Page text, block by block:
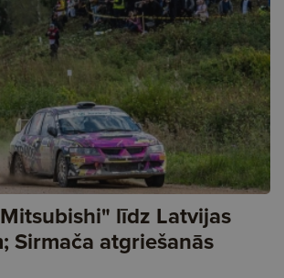
līdz Latvijas
Sirmača atgriešanās